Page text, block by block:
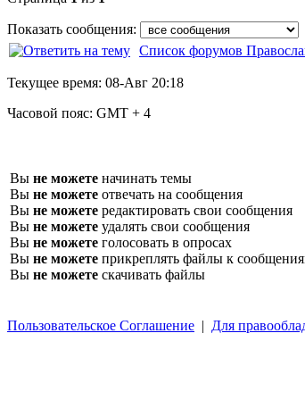
Показать сообщения:
Список форумов
Текущее время: 08-Авг 20:18
Часовой пояс: GMT + 4
Вы не можете начинать темы
Вы не можете отвечать на сообщения
Вы не можете редактировать свои сообщения
Вы не можете удалять свои сообщения
Вы не можете голосовать в опросах
Вы не можете прикреплять файлы к
Вы не можете скачивать файлы
Пользовательское Соглашение | Для